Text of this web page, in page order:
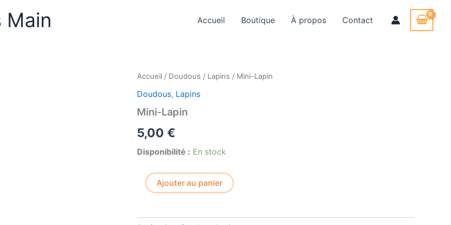
Main Accueil Boutique À propos Contact
Accueil / Doudous / Lapins / Mini-Lapin
Doudous, Lapins
Mini-Lapin
5,00 €
Disponibilité : En stock
quantité
Ajouter au panier